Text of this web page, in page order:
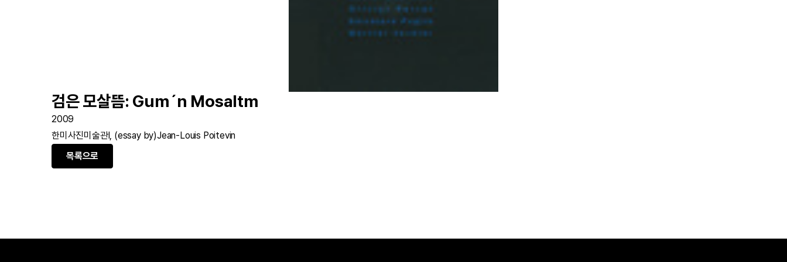
검은 모살뜸: Gum´n Mosaltm
2009
한미사진미술관l, (essay by)Jean-Louis Poitevin
목록으로